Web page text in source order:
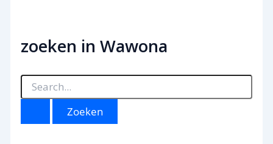
zoeken in Wawona
Z